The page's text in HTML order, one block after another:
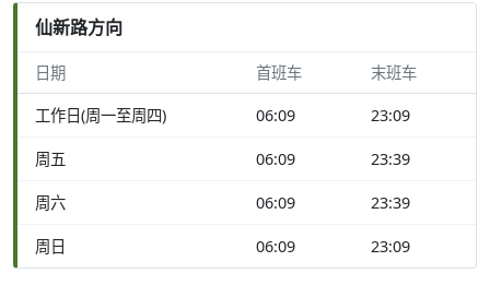
仙新路方向
日期 首班车 末班车
工作日(周一至周四) 06:09 23:09
周五 06:09 23:39
周六 06:09 23:39
周日 06:09 23:09